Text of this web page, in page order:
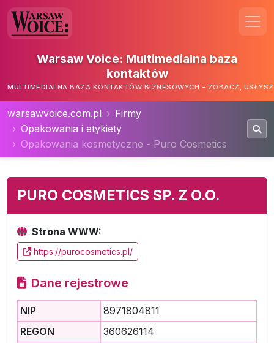
Warsaw Voice: Multimedialna baza
kontaktów
MULTIMEDIALNA BAZA KONTAKTÓW BIZNESOWYCH - ZOBACZ,
warsawvoice.com.pl
Firmy
Opakowania i etykiety
Opakowania kosmetyczne - Puro Cosmetics
PURO COSMETICS SP. Z O.O.
Strona WWW:
https://purocosmetics.pl/
Dane rejestrowe
NIP
8971804811
REGON
360626114